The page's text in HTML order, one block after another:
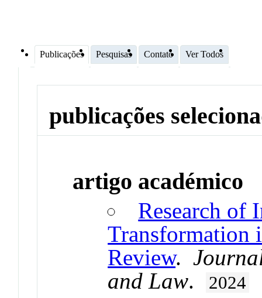
Publicações Pesquisas Contato Ver Todos
publicações
artigo académico
Research of
Transformation
Review.
and Law. 2024